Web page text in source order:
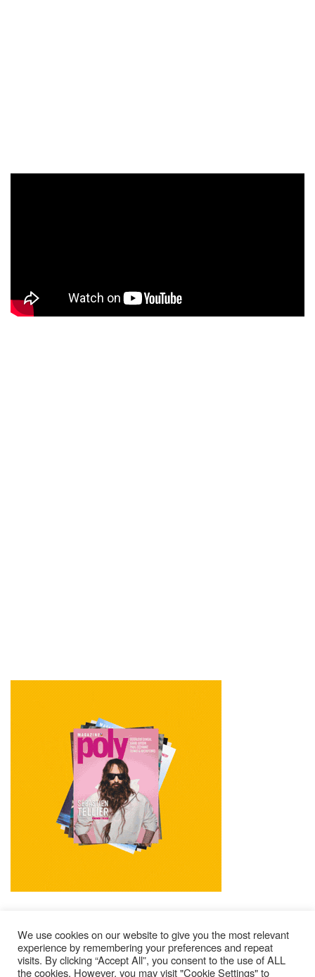
Mentions Légales Contacts Où Trouver Poly ?
We use cookies on our website to give you the most relevant
experience by remembering your preferences and repeat
visits. By clicking “Accept All”, you consent to the use of ALL
the cookies. However, you may visit "Cookie Settings" to